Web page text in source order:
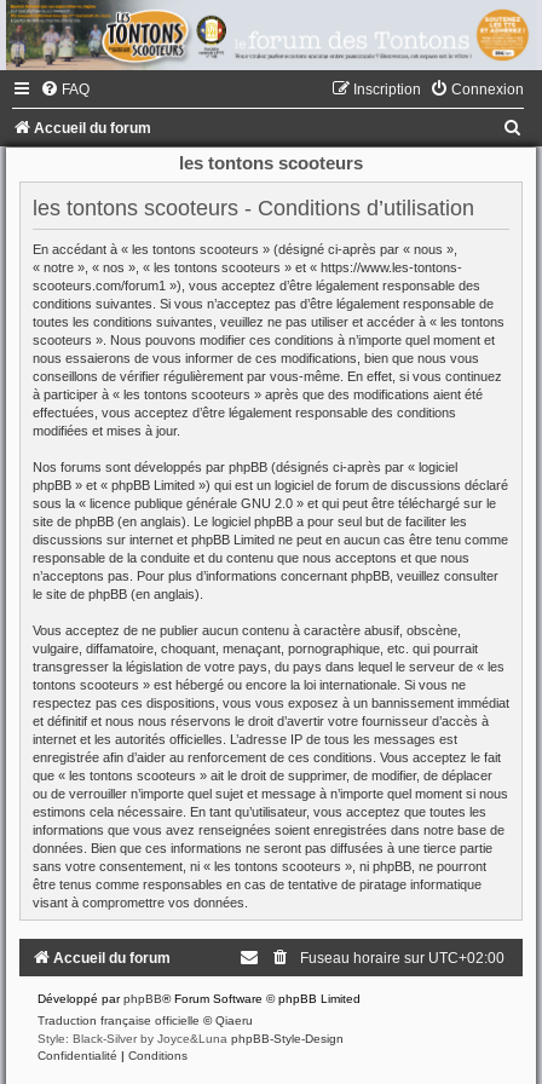
FAQ Connexion
Inscription
Accueil du forum
les tontons scooteurs
les tontons scooteurs - Conditions d’utilisation
En accédant à « les tontons scooteurs » (désigné ci-après par « nous »,
« notre », « nos », « les tontons scooteurs » et « https://www.les-tontons-
scooteurs.com/forum1 »), vous acceptez d’être légalement responsable des
conditions suivantes. Si vous n’acceptez pas d’être légalement responsable de
toutes les conditions suivantes, veuillez ne pas utiliser et accéder à « les tontons
scooteurs ». Nous pouvons modifier ces conditions à n’importe quel moment et
nous essaierons de vous informer de ces modifications, bien que nous vous
conseillons de vérifier régulièrement par vous-même. En effet, si vous continuez
à participer à « les tontons scooteurs » après que des modifications aient été
effectuées, vous acceptez d’être légalement responsable des conditions
modifiées et mises à jour.
Nos forums sont développés par phpBB (désignés ci-après par « logiciel
phpBB » et « phpBB Limited ») qui est un logiciel de forum de discussions déclaré
sous la « licence publique générale GNU 2.0 » et qui peut être téléchargé sur le
site de phpBB (en anglais). Le logiciel phpBB a pour seul but de faciliter les
discussions sur internet et phpBB Limited ne peut en aucun cas être tenu comme
responsable de la conduite et du contenu que nous acceptons et que nous
n’acceptons pas. Pour plus d’informations concernant phpBB, veuillez consulter
le site de phpBB (en anglais).
Vous acceptez de ne publier aucun contenu à caractère abusif, obscène,
vulgaire, diffamatoire, choquant, menaçant, pornographique, etc. qui pourrait
transgresser la législation de votre pays, du pays dans lequel le serveur de « les
tontons scooteurs » est hébergé ou encore la loi internationale. Si vous ne
respectez pas ces dispositions, vous vous exposez à un bannissement immédiat
et définitif et nous nous réservons le droit d’avertir votre fournisseur d’accès à
internet et les autorités officielles. L’adresse IP de tous les messages est
enregistrée afin d’aider au renforcement de ces conditions. Vous acceptez le fait
que « les tontons scooteurs » ait le droit de supprimer, de modifier, de déplacer
ou de verrouiller n’importe quel sujet et message à n’importe quel moment si nous
estimons cela nécessaire. En tant qu’utilisateur, vous acceptez que toutes les
informations que vous avez renseignées soient enregistrées dans notre base de
données. Bien que ces informations ne seront pas diffusées à une tierce partie
sans votre consentement, ni « les tontons scooteurs », ni phpBB, ne pourront
être tenus comme responsables en cas de tentative de piratage informatique
visant à compromettre vos données.
Accueil du forum Fuseau horaire sur UTC+02:00
Développé parphpBB® Forum Software © phpBB Limited
Traduction française officielle ©Qiaeru
Style: Black-Silver by Joyce&Luna phpBB-Style-Design
Confidentialité | Conditions